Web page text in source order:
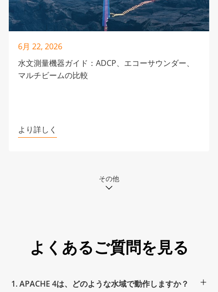
6月 22, 2026
水文測量機器ガイド：ADCP、エコーサウンダー、
マルチビームの比較
より詳しく
その他
よくあるご質問を見る
1. APACHE 4は、どのような水域で動作しますか？